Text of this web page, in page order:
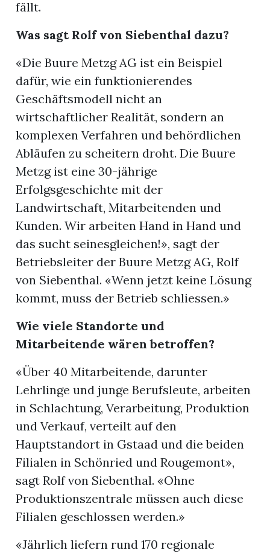
fällt.
Was sagt Rolf von Siebenthal dazu?
«Die Buure Metzg AG ist ein Beispiel
dafür, wie ein funktionierendes
Geschäftsmodell nicht an
wirtschaftlicher Realität, sondern an
komplexen Verfahren und behördlichen
Abläufen zu scheitern droht. Die Buure
Metzg ist eine 30-jährige
Erfolgsgeschichte mit der
Landwirtschaft, Mitarbeitenden und
Kunden. Wir arbeiten Hand in Hand und
das sucht seinesgleichen!», sagt der
Betriebsleiter der Buure Metzg AG, Rolf
von Siebenthal. «Wenn jetzt keine Lösung
kommt, muss der Betrieb schliessen.»
Wie viele Standorte und
Mitarbeitende wären betroffen?
«Über 40 Mitarbeitende, darunter
Lehrlinge und junge Berufsleute, arbeiten
in Schlachtung, Verarbeitung, Produktion
und Verkauf, verteilt auf den
Hauptstandort in Gstaad und die beiden
Filialen in Schönried und Rougemont»,
sagt Rolf von Siebenthal. «Ohne
Produktionszentrale müssen auch diese
Filialen geschlossen werden.»
«Jährlich liefern rund 170 regionale